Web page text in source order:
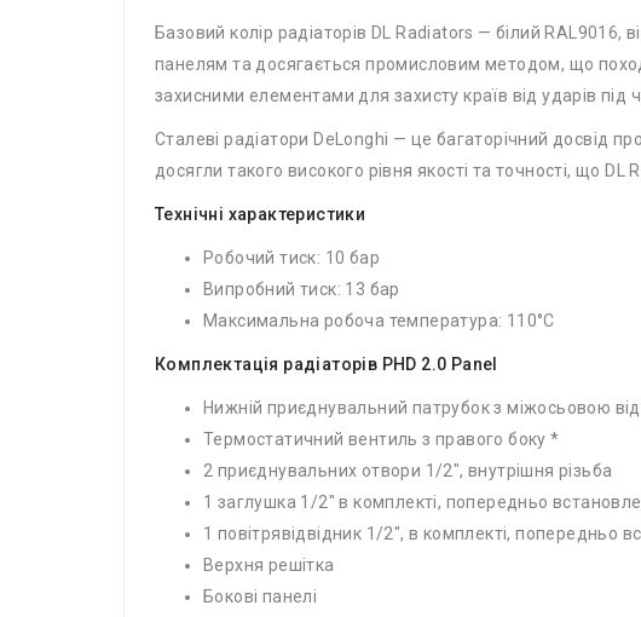
Базовий колір радіаторів DL Radiators — білий
панелям та досягається промисловим методом, що
захисними елементами для захисту країв від ударів
Сталеві радіатори DeLonghi — це багаторічний досвід
досягли такого високого рівня якості та точності, що DL
Технічні характеристики
Робочий тиск: 10 бар
Випробний тиск: 13 бар
Максимальна робоча температура: 110°C
Комплектація радіаторів PHD 2.0 Panel
Нижній приєднувальний патрубок з міжосьовою
Термостатичний вентиль з правого боку *
2 приєднувальних отвори 1/2″, внутрішня різьба
1 заглушка 1/2″ в комплекті, попередньо
1 повітрявідвідник 1/2″, в комплекті, попередньо
Верхня решітка
Бокові панелі